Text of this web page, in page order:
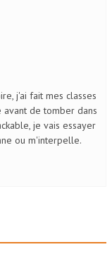
j'ai fait mes classes
de tomber dans
je vais essayer
ou m'interpelle.